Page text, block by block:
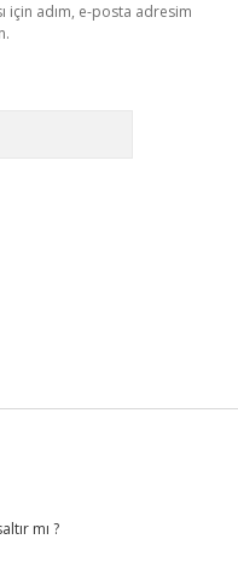
için adım, e-posta adresim
mı ?